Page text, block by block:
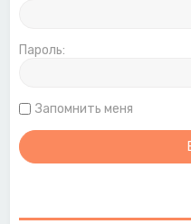
Пароль:
Запомнить меня